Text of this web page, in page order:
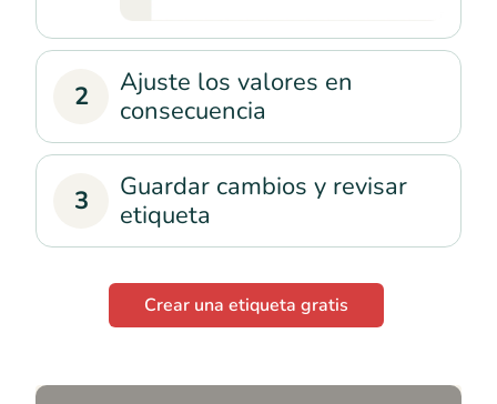
2
Ajuste los valores en
consecuencia
3
Guardar cambios y revisar
etiqueta
Crear una etiqueta gratis